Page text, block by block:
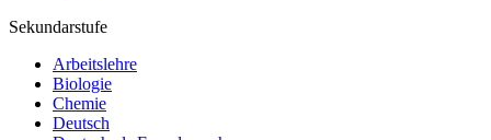
Sekundarstufe
Arbeitslehre
Biologie
Chemie
Deutsch